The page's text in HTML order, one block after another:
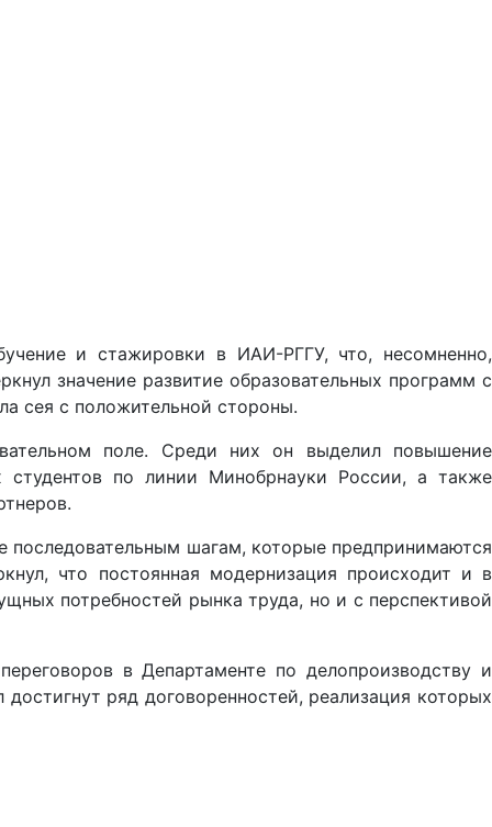
и стажировки в ИАИ-РГГУ, что, несомненно,
значение развитие образовательных программ с
сея с положительной стороны.
поле. Среди них он выделил повышение
студентов по линии Минобрнауки России, а также
последовательным шагам, которые предпринимаются
что постоянная модернизация происходит и в
потребностей рынка труда, но и с перспективой
в Департаменте по делопроизводству и
ряд договоренностей, реализация которых